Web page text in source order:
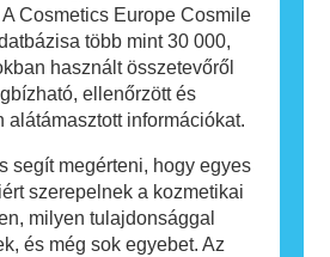
Cosmetics Europe Cosmile
több mint 30 000,
használt összetevőről
ellenőrzött és
alátámasztott információkat.
segít megérteni, hogy egyes
szerepelnek a kozmetikai
milyen tulajdonsággal
és még sok egyebet. Az